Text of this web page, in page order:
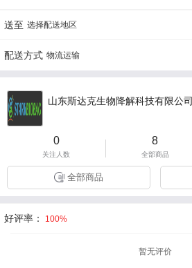
送至 选择配送地区
配送方式 物流运输
山东斯达克生物降解科技有限公司
0
关注人数
8
全部商品
全部商品
好评率： 100%
暂无评价